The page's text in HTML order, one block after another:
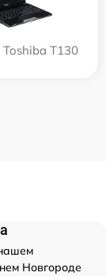
Toshiba T130
Новгороде